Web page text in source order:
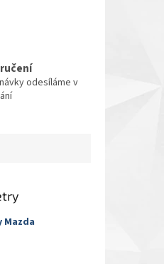
odesíláme v
Mazda